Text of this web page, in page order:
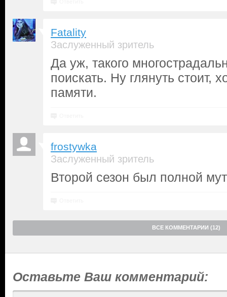
Fatality
Заслуженный зритель
Да уж, такого
поискать. Ну глянуть стоит,
памяти.
frostywka
Заслуженный зритель
Второй сезон был полной
ВСЕ КОММЕНТАРИИ (12)
Оставьте Ваш комментарий: